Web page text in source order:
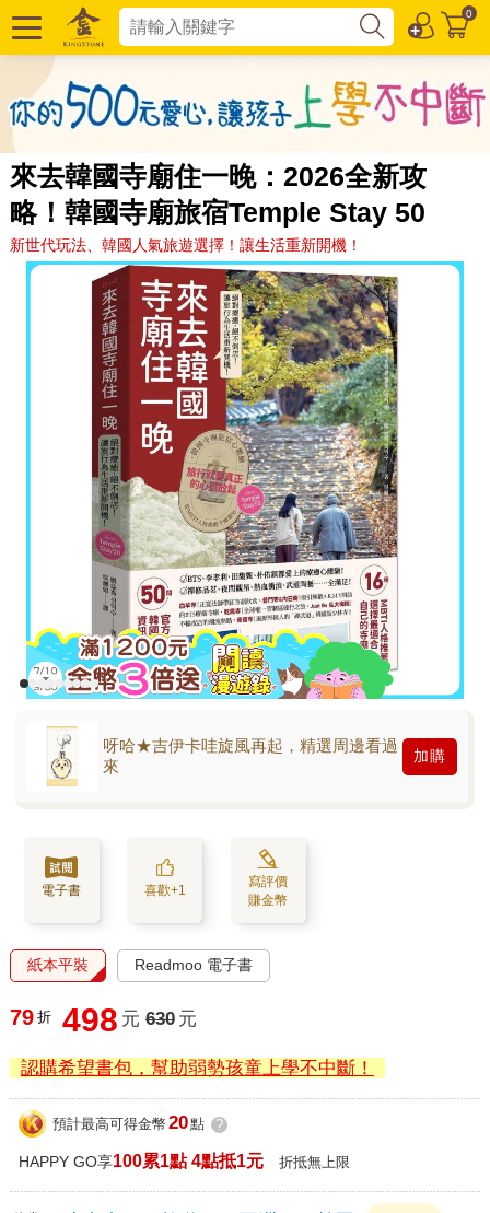
0
來去韓國寺廟住一晚：2026全新攻
略！韓國寺廟旅宿Temple Stay 50
新世代玩法、韓國人氣旅遊選擇！讓生活重新開機！
呀哈★吉伊卡哇旋風再起，精選周邊看過
來
加購
電子書 喜歡+1
寫評價
賺金幣
紙本平裝 Readmoo 電子書
79 折 498 元 630 元
認購希望書包，幫助弱勢孩童上學不中斷！
預計最高可得金幣 20點 ?
HAPPY GO享100累1點 4點抵1元 折抵無上限